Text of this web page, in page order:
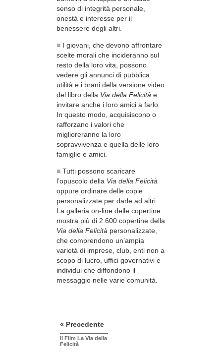
senso di integrità personale,
onestà e interesse per il
benessere degli altri.
■ I giovani, che devono affrontare
scelte morali che incideranno sul
resto della loro vita, possono
vedere gli annunci di pubblica
utilità e i brani della versione video
del libro della Via della Felicità e
invitare anche i loro amici a farlo.
In questo modo, acquisiscono o
rafforzano i valori che
miglioreranno la loro
sopravvivenza e quella delle loro
famiglie e amici.
■ Tutti possono scaricare
l’opuscolo della Via della Felicità
oppure ordinare delle copie
personalizzate per darle ad altri.
La galleria on-line delle copertine
mostra più di 2.600 copertine della
Via della Felicità personalizzate,
che comprendono un’ampia
varietà di imprese, club, enti non a
scopo di lucro, uffici governativi e
individui che diffondono il
messaggio nelle varie comunità.
« Precedente
Il Film La Via della
Felicità